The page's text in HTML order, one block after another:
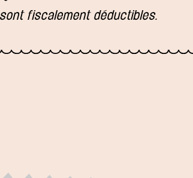
fiscalement déductibles.